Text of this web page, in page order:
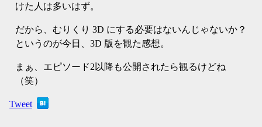
けた人は多いはず。
だから、むりくり 3D にする必要はないんじゃないか？
というのが今日、3D 版を観た感想。
まぁ、エピソード2以降も公開されたら観るけどね
（笑）
Tweet